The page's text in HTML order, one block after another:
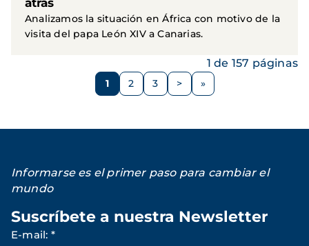
Analizamos la situación en África con motivo de la
visita del papa León XIV a Canarias.
Página
1 Página
2 Página
3
Siguiente
>
1 de 157 páginas
Informarse es el primer paso para cambiar el
mundo
Suscríbete a nuestra Newsletter
E-mail: *